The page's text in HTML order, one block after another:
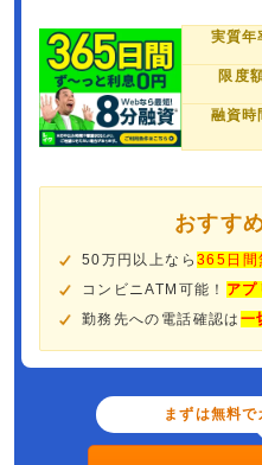
実質年
限度
融資時
おすす
50万円以上なら 365日間
コンビニATM可能！ アプ
勤務先への電話確認は 一
まずは無料で